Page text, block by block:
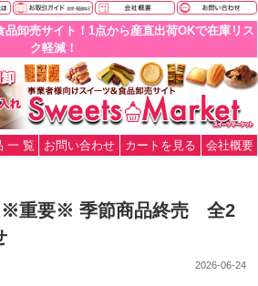
卸売サイト！1点から産直出荷OKで在庫リス
ク軽減！
一 覧 お問い合わせ カートを見る 会社概要
※重要※ 季節商品終売 全2
2026-06-24